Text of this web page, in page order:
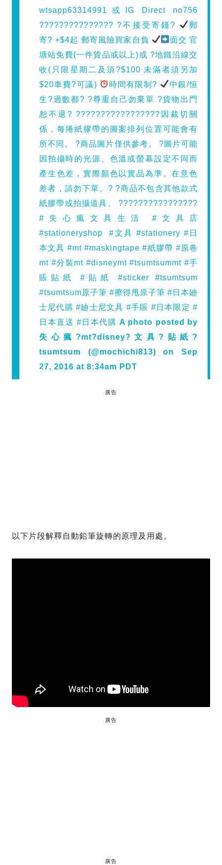
wtsapp63314991或IG Direct no756
??????????????? ?不接受寄錢?
郵
寄? +$4起 郵寄風險買家自負
面交 官
塘站免費(一件貨品或以上)或 ?地鐵沿線交
收(只限星期二及須?$100 未滿者須另加
$20車費?可議)
時間有限制?
中銀/恒
生?過數都? ?尊重自己勿棄單 ?貨物出門
恕不退? ?????????????????因裁切關
係，每捲紙膠帶的圖案排列位置可能會有
所不同。 ?商品圖片僅供參考。 ?圖片可能
因拍攝時的光源、色溫或螢幕設定不同而
產生色差，實際顏色以實品為準。在意色
差者，請勿下單。? ?商品不包含其他款式
紙膠帶或拍攝道具。 ????????????????
#失心瘋文具生活 #文具店
#stationeryshop #文具 #stationery #日
本文具 #mt #maskingtape #紙膠帶 #原卷
mt #分裝mt #disneymt #tsumtsummt #手
賬貼紙 #貼紙 #sticker #tsumtsum
#tsumtsum原子筆 #擦得甩原子筆 #日本廸
士尼代購 #廸士尼文具 #手賬 #日本限定 #
日本直送 #日本代購 A photo posted by
失心瘋?mt?disney?文具?貼紙?
tsumtsum (@mochichi813) on Sep
27, 2016 at 8:34am PDT
廣告
以下片段解釋自動鉛筆旋轉的原理及用處。
廣告
廣告